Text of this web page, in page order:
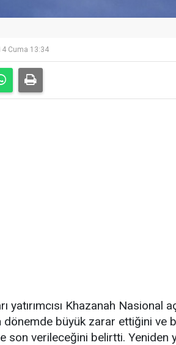
Cuma 13:34
yatırımcısı Khazanah Nasional
dönemde büyük zarar ettiğini ve
son verileceğini belirtti. Yeniden